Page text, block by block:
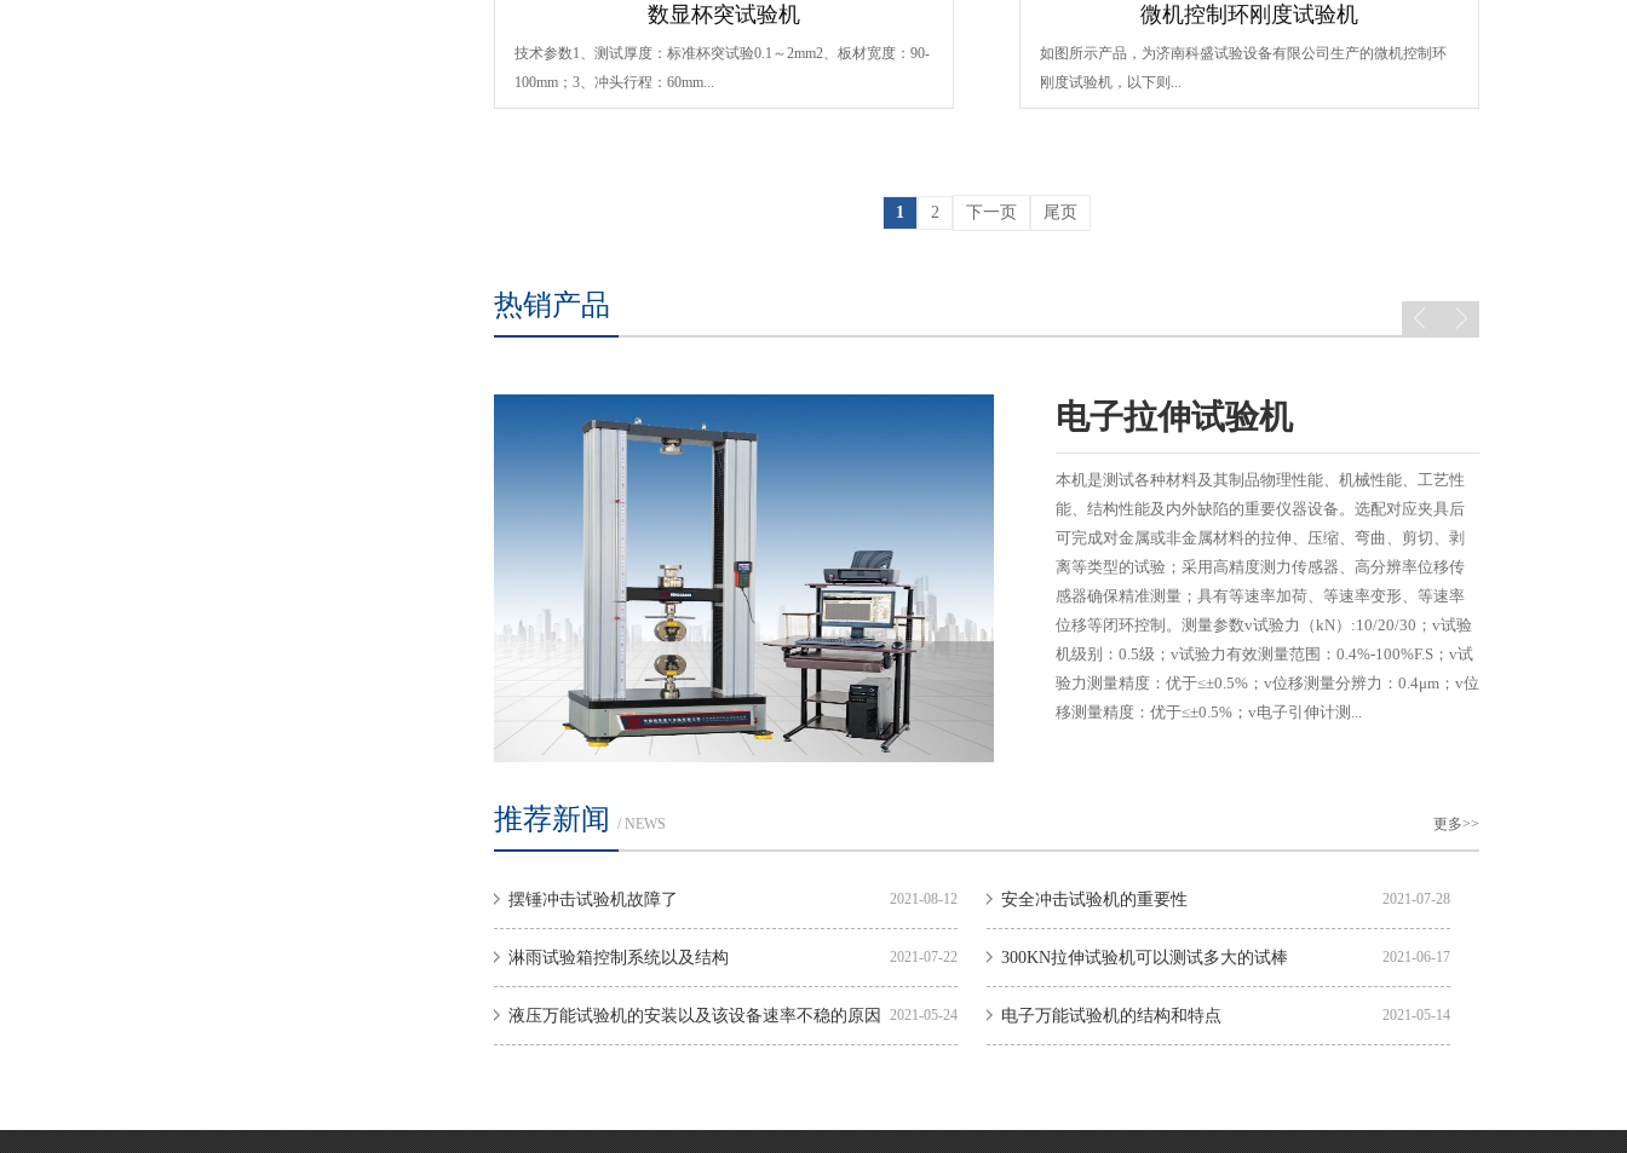
数显杯突试验机
技术参数1、测试厚度：标准杯突试验0.1～2mm2、板材宽度：90-
100mm；3、冲头行程：60mm...
微机控制环刚度试验机
如图所示产品，为济南科盛试验设备有限公司生产的微机控制环
刚度试验机，以下则...
1 2 下一页 尾页
热销产品
电子拉伸试验机
本机是测试各种材料及其制品物理性能、机械性能、工艺性
能、结构性能及内外缺陷的重要仪器设备。选配对应夹具后
可完成对金属或非金属材料的拉伸、压缩、弯曲、剪切、剥
离等类型的试验；采用高精度测力传感器、高分辨率位移传
感器确保精准测量；具有等速率加荷、等速率变形、等速率
位移等闭环控制。测量参数v试验力（kN）:10/20/30；v试验
机级别：0.5级；v试验力有效测量范围：0.4%-100%F.S；v试
验力测量精度：优于≤±0.5%；v位移测量分辨力：0.4μm；v位
移测量精度：优于≤±0.5%；v电子引伸计测...
推荐新闻 / NEWS 更多>>
2021-08-12
摆锤冲击试验机故障了 2021-07-28
安全冲击试验机的重要性
2021-07-22
淋雨试验箱控制系统以及结构 2021-06-17
300KN拉伸试验机可以测试多大的试棒
2021-05-24
液压万能试验机的安装以及该设备速率不稳的原因 2021-05-14
电子万能试验机的结构和特点